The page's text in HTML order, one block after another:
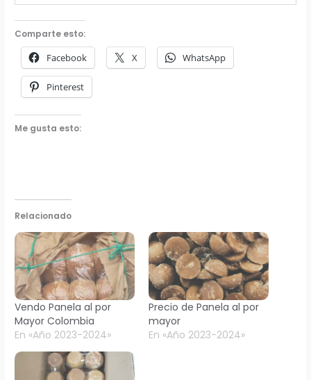
Comparte esto:
Facebook X WhatsApp
Pinterest
Me gusta esto:
Relacionado
Vendo Panela al por
Mayor Colombia
En «Año 2023-2024»
Precio de Panela al por
mayor
En «Año 2023-2024»